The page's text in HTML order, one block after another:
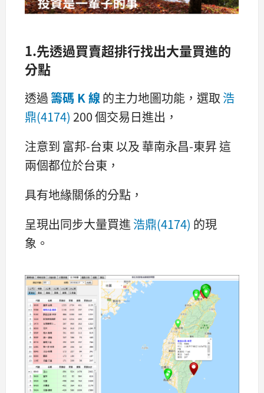
1.先透過買賣超排行找出大量買進的
分點
透過籌碼 K 線的主力地圖功能，選取 浩
鼎(4174) 200 個交易日進出，
注意到 富邦-台東 以及 華南永昌-東昇 這
兩個都位於台東，
具有地緣關係的分點，
呈現出同步大量買進 浩鼎(4174) 的現
象。